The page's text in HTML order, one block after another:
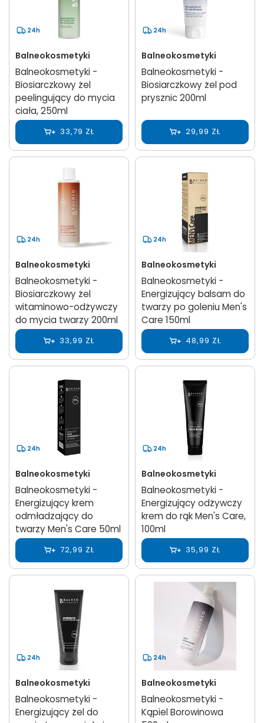
24h
Balneokosmetyki
Balneokosmetyki -
Biosiarczkowy żel
peelingujący do mycia
ciała, 250ml
33,79 ZŁ
24h
Balneokosmetyki
Balneokosmetyki -
Biosiarczkowy żel pod
prysznic 200ml
29,99 ZŁ
24h
Balneokosmetyki
Balneokosmetyki -
Biosiarczkowy żel
witaminowo-odżywczy
do mycia twarzy 200ml
33,99 ZŁ
24h
Balneokosmetyki
Balneokosmetyki -
Energizujący balsam do
twarzy po goleniu Men's
Care 150ml
48,99 ZŁ
24h
Balneokosmetyki
Balneokosmetyki -
Energizujący krem
odmładzający do
twarzy Men's Care 50ml
72,99 ZŁ
24h
Balneokosmetyki
Balneokosmetyki -
Energizujący odżywczy
krem do rąk Men's Care,
100ml
35,99 ZŁ
24h
Balneokosmetyki
Balneokosmetyki -
Energizujący żel do
24h
Balneokosmetyki
Balneokosmetyki -
Kąpiel Borowinowa